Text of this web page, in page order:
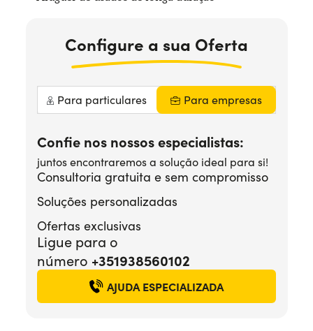
Configure a sua Oferta
Para particulares Para empresas
Confie nos nossos especialistas:
juntos encontraremos a solução ideal para si!
Consultoria gratuita e sem compromisso
Soluções personalizadas
Ofertas exclusivas
Ligue para o
número +351938560102
AJUDA ESPECIALIZADA